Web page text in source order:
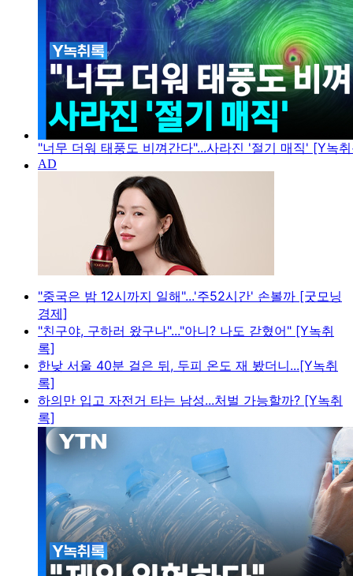
"너무 더워 태풍도 비껴간다"...사라진 '절기 매직' [Y녹
"중국은 밤 12시까지 일해"...'주52시간' 손볼까 [굿모닝
경제]
"친구야, 구하러 왔구나"..."아니? 나도 갇혔어" [Y녹취
록]
한낮 서울 40분 걸은 뒤, 두피 온도 재 봤더니...[Y녹취
록]
하의만 입고 자전거 타는 남성...처벌 가능할까? [Y녹취
록]